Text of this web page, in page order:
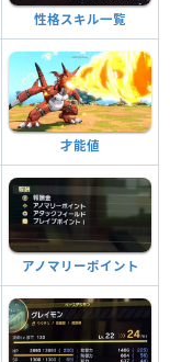
性格スキル一覧
才能値
アノマリーポイント